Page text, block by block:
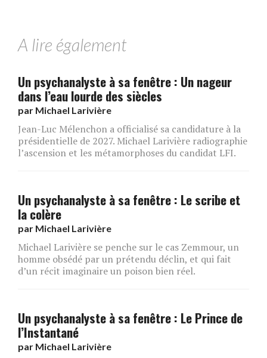
A lire également
Un psychanalyste à sa fenêtre : Un nageur
dans l’eau lourde des siècles
par Michael Larivière
Jean-Luc Mélenchon a officialisé sa candidature à la
présidentielle de 2027. Michael Larivière radiographie
l’ascension et les métamorphoses du candidat LFI.
Un psychanalyste à sa fenêtre : Le scribe et
la colère
par Michael Larivière
Michael Larivière se penche sur le cas Zemmour, un
homme obsédé par un prétendu déclin, et qui fait
d’un récit imaginaire un poison bien réel.
Un psychanalyste à sa fenêtre : Le Prince de
l’Instantané
par Michael Larivière